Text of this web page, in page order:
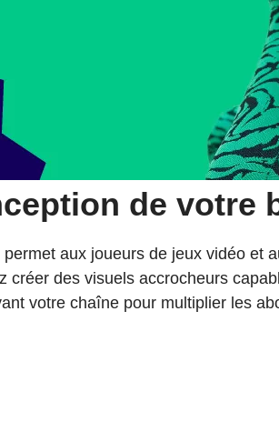
de votre
aux joueurs de jeux vidéo
des visuels accrocheurs
votre chaîne pour multiplier les